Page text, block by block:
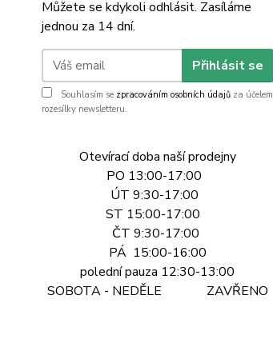
Můžete se kdykoli odhlásit. Zasíláme
jednou za 14 dní.
Přihlásit se
Souhlasím se zpracováním osobních údajů za účelem
rozesílky newsletteru.
Otevírací doba naší prodejny
PO 13:00-17:00
ÚT 9:30-17:00
ST 15:00-17:00
ČT 9:30-17:00
PÁ 15:00-16:00
polední pauza 12:30-13:00
SOBOTA - NEDĚLE ZAVŘENO